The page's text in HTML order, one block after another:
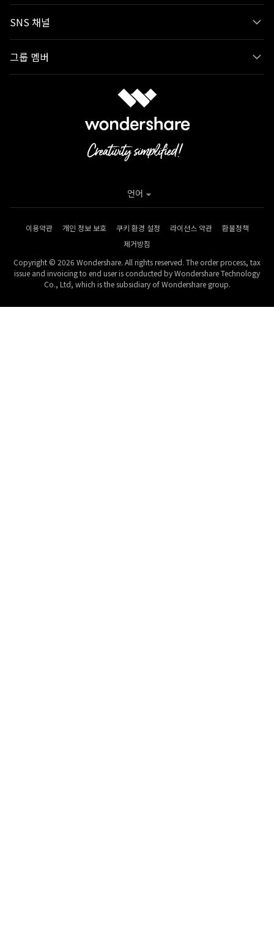
SNS 채널
그룹 멤버
이용약관 개인 정보 보호 쿠키 환경 설정 라이선스 약관
환불정책
제거방침
Copyright © 2026 Wondershare. All rights reserved. The order process, tax
issue and invoicing to end user is conducted by Wondershare Technology
Co., Ltd, which is the subsidiary of Wondershare group.
언어